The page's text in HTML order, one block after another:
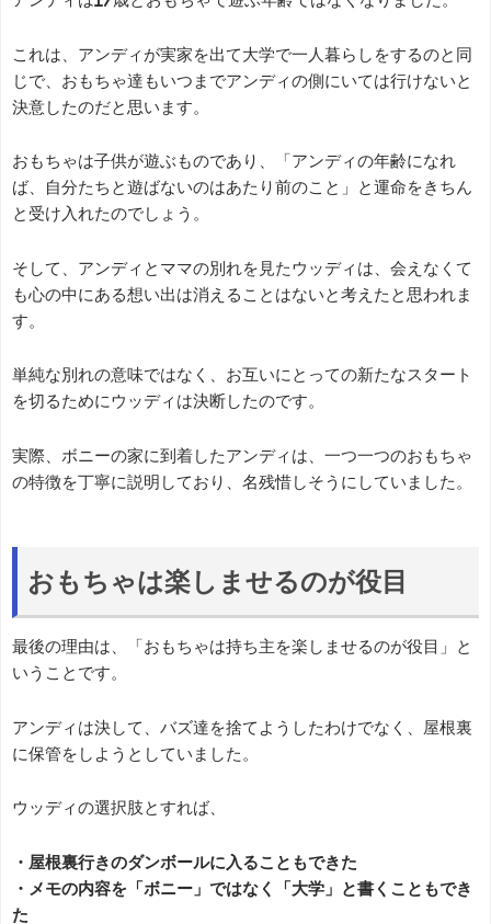
これは、アンディが実家を出て大学で一人暮らしをするのと同
じで、おもちゃ達もいつまでアンディの側にいては行けないと
決意したのだと思います。
おもちゃは子供が遊ぶものであり、「アンディの年齢になれ
ば、自分たちと遊ばないのはあたり前のこと」と運命をきちん
と受け入れたのでしょう。
そして、アンディとママの別れを見たウッディは、会えなくて
も心の中にある想い出は消えることはないと考えたと思われま
す。
単純な別れの意味ではなく、お互いにとっての新たなスタート
を切るためにウッディは決断したのです。
実際、ボニーの家に到着したアンディは、一つ一つのおもちゃ
の特徴を丁寧に説明しており、名残惜しそうにしていました。
おもちゃは楽しませるのが役目
最後の理由は、「おもちゃは持ち主を楽しませるのが役目」と
いうことです。
アンディは決して、バズ達を捨てようしたわけでなく、屋根裏
に保管をしようとしていました。
ウッディの選択肢とすれば、
・屋根裏行きのダンボールに入ることもできた
・メモの内容を「ボニー」ではなく「大学」と書くこともでき
た